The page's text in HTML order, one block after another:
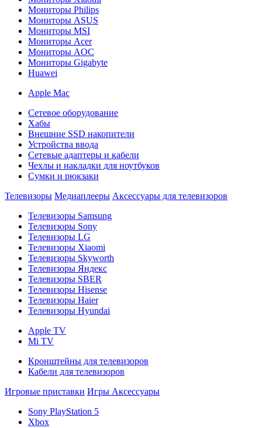
Мониторы Philips
Мониторы ASUS
Мониторы MSI
Мониторы Acer
Мониторы AOC
Мониторы Gigabyte
Huawei
Apple Mac
Сетевое оборудование
Хабы
Внешние SSD накопители
Устройства ввода
Сетевые адаптеры и кабели
Чехлы и накладки для ноутбуков
Сумки и рюкзаки
Телевизоры Медиаплееры Аксессуары для телевизоров
Телевизоры Samsung
Телевизоры Sony
Телевизоры LG
Телевизоры Xiaomi
Телевизоры Skyworth
Телевизоры Яндекс
Телевизоры SBER
Телевизоры Hisense
Телевизоры Haier
Телевизоры Hyundai
Apple TV
Mi TV
Кронштейны для телевизоров
Кабели для телевизоров
Игровые приставки Игры Аксессуары
Sony PlayStation 5
Xbox